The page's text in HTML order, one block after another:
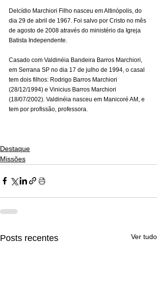
Delcídio Marchiori Filho nasceu em Altinópolis, do
dia 29 de abril de 1967. Foi salvo por Cristo no mês
de agosto de 2008 através do ministério da Igreja
Batista Independente.
Casado com Valdinéia Bandeira Barros Marchiori,
em Serrana SP no dia 17 de julho de 1994, o casal
tem dois filhos: Rodrigo Barros Marchiori
(28/12/1994) e Vinicius Barros Marchiori
(18/07/2002). Valdinéia nasceu em Manicoré AM, e
tem por profissão, professora.
Destaque
Missões
Posts recentes Ver tudo